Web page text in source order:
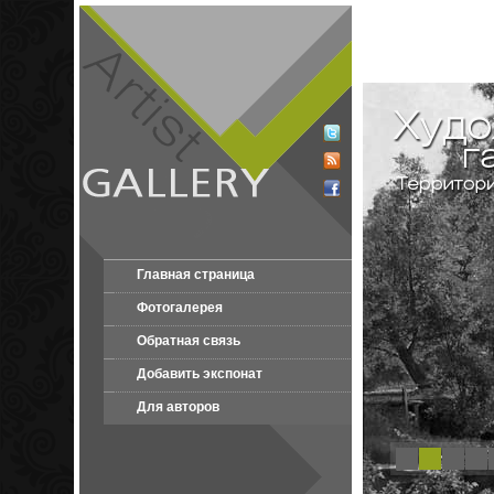
Главная страница
Фотогалерея
Обратная связь
Добавить экспонат
Для авторов